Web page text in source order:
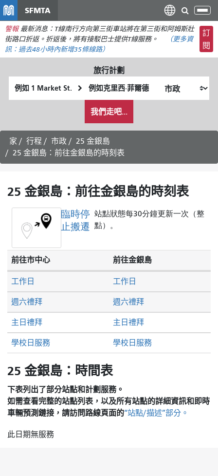
主
要
容
SFMTA
切
換
導
航
警報 最新消息：T線南行方向第三街車站將在第三街和阿姆斯壯
街路口折返。折返後，將有接駁巴士提供T線服務。
（更多資
訊： 過去48小時內新增35條線路）
訂
閱
旅行計劃
起
始
終
點
我
希
望
的
旅
行
式
我們走吧...
家 行程 市政
25 金銀島
25 金銀島：前往金銀島的時刻表
25 金銀島：前往金銀島的時刻表
臨時停
止搬遷
站點狀態每30分鐘更新一次（整
點）。
前往市中心 前往金銀島
週六禮拜 週六禮拜
主日禮拜 主日禮拜
工作日 工作日
學校日服務 學校日服務
25 金銀島：時間表
下表列出了部分站點和計劃服務。
如需查看完整的站點列表，以及所有站點的詳細資訊和即時
車輛預測鏈接，請訪問路線頁面的“站點/描述”部分。
此日期無服務